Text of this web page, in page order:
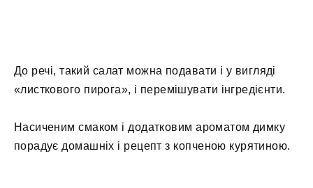
До речі, такий салат можна подавати і у вигляді
«листкового пирога», і перемішувати інгредієнти.
Насиченим смаком і додатковим ароматом димку
порадує домашніх і рецепт з копченою курятиною.